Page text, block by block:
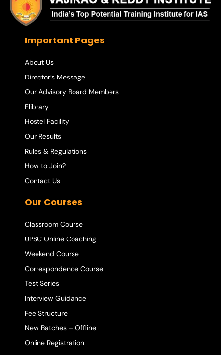
Important Pages
About Us
Director’s Message
Our Advisory Board Members
Elibrary
Hostel Facility
Our Results
Rules & Regulations
How to Join?
Contact Us
Our Courses
Classroom Course
UPSC Online Coaching
Weekend Course
Correspondence Course
Test Series
Interview Guidance
Fee Structure
New Batches – Offline
Online Registration